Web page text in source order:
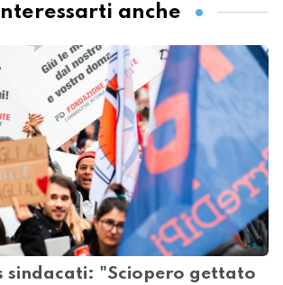
anche
sindacati: "Sciopero gettato